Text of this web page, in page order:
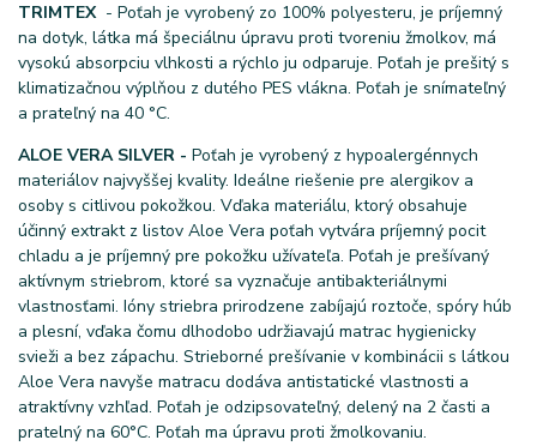
TRIMTEX- Poťah je vyrobený zo 100% polyesteru, je príjemný
na dotyk, látka má špeciálnu úpravu proti tvoreniu žmolkov, má
vysokú absorpciu vlhkosti a rýchlo ju odparuje. Poťah je prešitý s
klimatizačnou výplňou z dutého PES vlákna. Poťah je snímateľný
a prateľný na 40 °C.
ALOE VERA SILVER - Poťah je vyrobený z hypoalergénnych
materiálov najvyššej kvality. Ideálne riešenie pre alergikov a
osoby s citlivou pokožkou. Vďaka materiálu, ktorý obsahuje
účinný extrakt z listov Aloe Vera poťah vytvára príjemný pocit
chladu a je príjemný pre pokožku užívateľa. Poťah je prešívaný
aktívnym striebrom, ktoré sa vyznačuje antibakteriálnymi
vlastnosťami. Ióny striebra prirodzene zabíjajú roztoče, spóry húb
a plesní, vďaka čomu dlhodobo udržiavajú matrac hygienicky
svieži a bez zápachu. Strieborné prešívanie v kombinácii s látkou
Aloe Vera navyše matracu dodáva antistatické vlastnosti a
atraktívny vzhľad. Poťah je odzipsovateľný, delený na 2 časti a
pratelný na 60°C. Poťah ma úpravu proti žmolkovaniu.